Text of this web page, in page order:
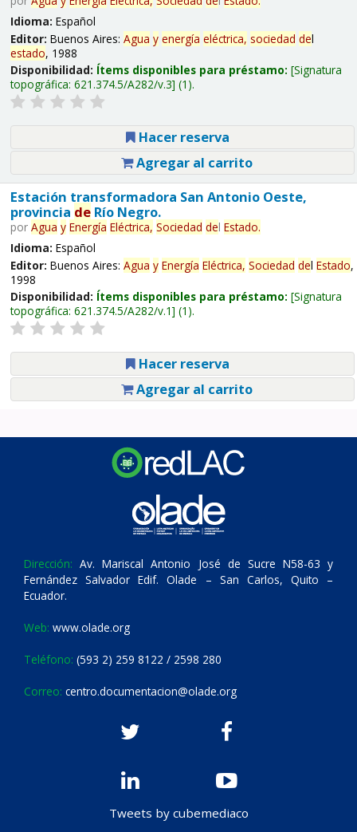
Idioma: Español
Editor: Buenos Aires: Agua y energía eléctrica, sociedad del
estado, 1988
Disponibilidad: Ítems disponibles para préstamo: Signatura
topográfica: 621.374.5/A282/v.3 (1).
Hacer reserva
Agregar al carrito
Estación transformadora San Antonio Oeste,
provincia deRío Negro.
por Agua y Energía Eléctrica, Sociedad del Estado.
Idioma: Español
Editor: Buenos Aires: Agua y Energía Eléctrica, Sociedad del Estado,
1998
Disponibilidad: Ítems disponibles para préstamo: Signatura
topográfica: 621.374.5/A282/v.1 (1).
Hacer reserva
Agregar al carrito
Dirección: Av. Mariscal Antonio José de Sucre N58-63 y
Fernández Salvador Edif. Olade – San Carlos, Quito –
Ecuador.
Web: www.olade.org
Teléfono: (593 2) 259 8122 / 2598 280
Correo: centro.documentacion@olade.org
Tweets by cubemediaco